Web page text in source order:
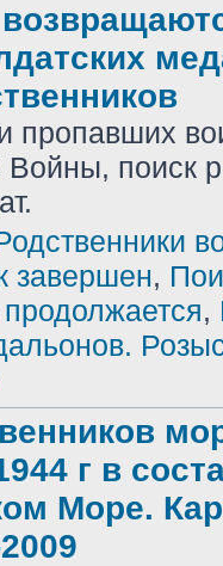
пропавших
Войны, поиск
завершен,
,
г в
Море.